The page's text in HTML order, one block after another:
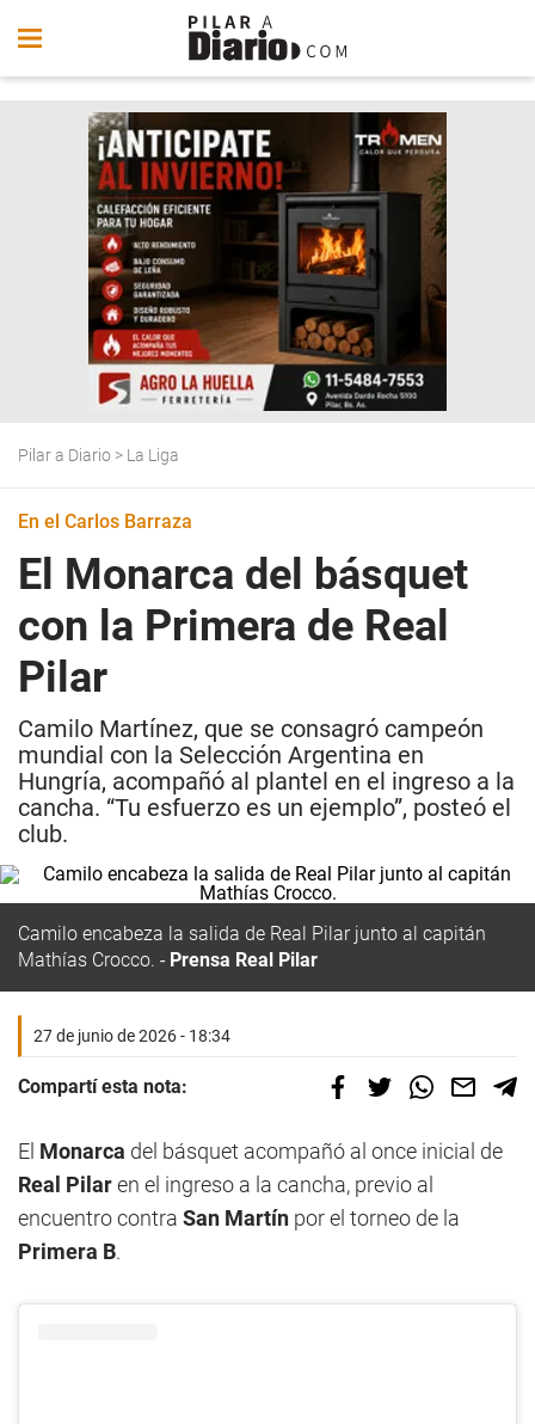
Pilar a Diario > La Liga
En el Carlos Barraza
El Monarca del básquet
con la Primera de Real
Pilar
Camilo Martínez, que se consagró campeón
mundial con la Selección Argentina en
Hungría, acompañó al plantel en el ingreso a la
cancha. “Tu esfuerzo es un ejemplo”, posteó el
club.
Camilo encabeza la salida de Real Pilar junto al capitán
Mathías Crocco.
Prensa Real Pilar
27 de junio de 2026 - 18:34
Compartí esta nota:
El Monarca del básquet acompañó al once inicial de
Real Pilaren el ingreso a la cancha, previo al
encuentro contra San Martín por el torneo de la
Primera B.